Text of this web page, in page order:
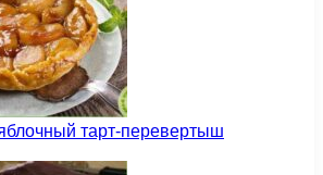
тарт-перевертыш